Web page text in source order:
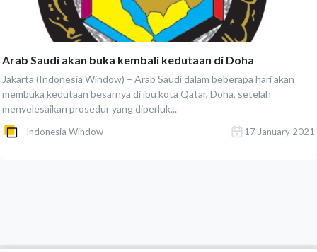
Arab Saudi akan buka kembali kedutaan di Doha
Jakarta (Indonesia Window) – Arab Saudi dalam beberapa hari akan
membuka kedutaan besarnya di ibu kota Qatar, Doha, setelah
menyelesaikan prosedur yang diperluk...
Indonesia Window 17 January 2021